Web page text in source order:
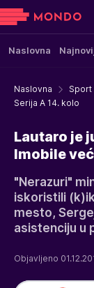
Naslovna
Naslovna Sport
Serija A 14. kolo
Lautaro je
Imobile
"Nerazuri"
iskoristili
mesto,
asistenciju u
Objavljeno